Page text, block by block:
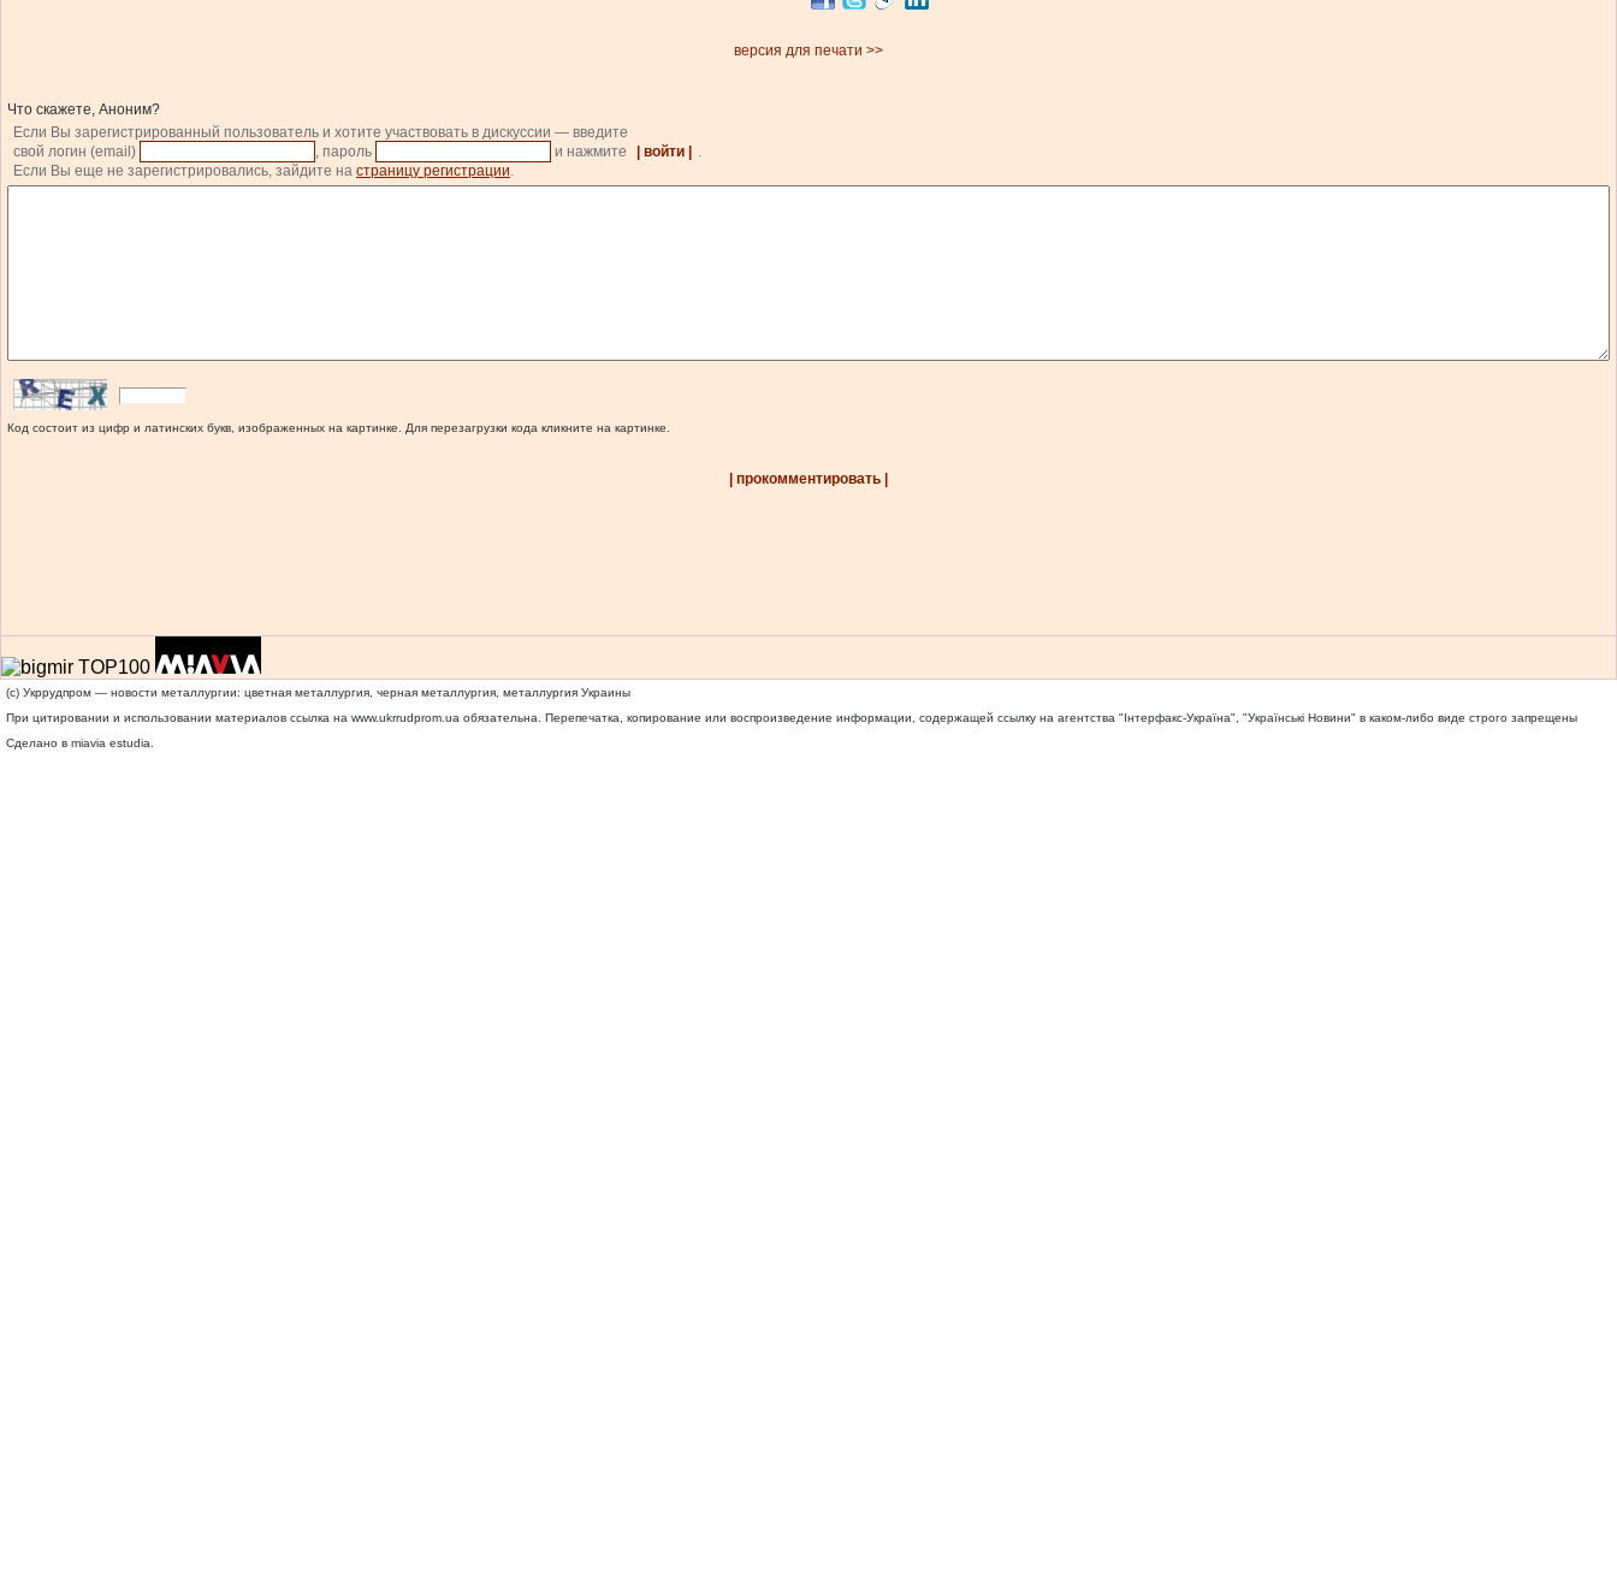
версия для печати >>
Что скажете, Аноним?
Если Вы зарегистрированный пользователь и хотите участвовать в дискуссии — введите
свой логин (email)
, пароль и нажмите | войти |
.
Если Вы еще не зарегистрировались, зайдите на страницу регистрации.
Код состоит из цифр и латинских букв, изображенных на картинке. Для перезагрузки кода кликните на картинке.
| прокомментировать |
(c) Укррудпром — новости металлургии: цветная металлургия, черная металлургия, металлургия Украины
При цитировании и использовании материалов ссылка на www.ukrrudprom.ua обязательна. Перепечатка, копирование или воспроизведение информации, содержащей ссылку на агентства "Iнтерфакс-Україна", "Українськi Новини" в каком-либо виде строго запрещены
Сделано в miavia estudia.